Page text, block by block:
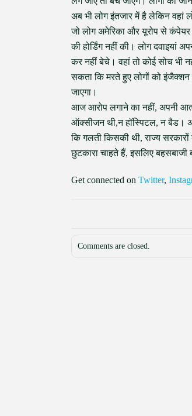
अब भी लोग इंतजार में है लेकिन वहां
जो लोग अमेरिका और यूरोप से
की होर्डिंग नहीं की। लोग दवाइयां
कर नहीं बेचे। वहां तो कोई सोच भी
सकता कि मरते हुए लोगों को इंजैक्शन
जाएगा।
आज आरोप लगाने का नहीं, अपनी
ऑक्सीजन थी,न हॉस्पिटल, न बैड।
कि गलती किसकी थी, राज्य
छुटकारा चाहते हैं, इसलिए
Get connected on Twitter,
Comments are closed.